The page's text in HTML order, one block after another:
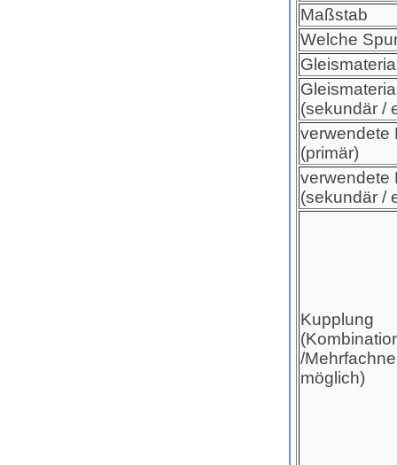
Maßstab
Welche
(sekundär /
verwendete
(primär)
verwendete
(sekundär /
Kupplung
/
möglich)